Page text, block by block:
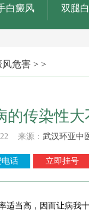
白癜风 双腿
风危害 > >
的传染性大
22 来源： 武汉环亚中
电话 立即挂号
适当高，因而让病我